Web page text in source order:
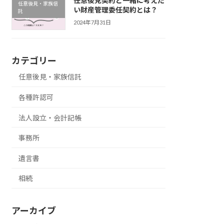
任意後見・家族信
託
い財産管理委任契約とは？
2024年7月31日
カテゴリー
任意後見・家族信託
各種許認可
法人設立・会計記帳
事務所
遺言書
相続
アーカイブ